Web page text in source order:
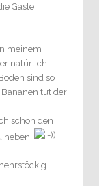
Gäste
meinem
natürlich
sind so
tut der
schon den
heben!